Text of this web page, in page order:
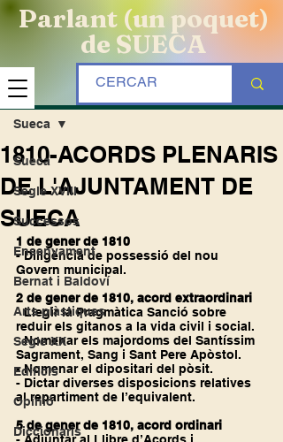
Parlant (un poquet)
de SUECA
Entrada
Sueca
Segle XVIII
Successos
Ensenyament
Bernat i Baldoví
Arts plàstiques
Segle XX
Edificis
Opinió
Diccionaris
Sueca
1810-ACORDS PLENARIS
DE L'AJUNTAMENT DE
SUECA
1 de gener de 1810
- Diligència de possessió del nou
Govern municipal.
2 de gener de 1810, acord extraordinari
- Llegir la Pragmàtica Sanció sobre
reduir els gitanos a la vida civil i social.
- Nomenar els majordoms del Santíssim
Sagrament, Sang i Sant Pere Apòstol.
- Nomenar el dipositari del pòsit.
- Dictar diverses disposicions relatives
al repartiment de l’equivalent.
5 de gener de 1810, acord ordinari